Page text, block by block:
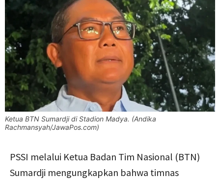
Ketua BTN Sumardji di Stadion Madya. (Andika
Rachmansyah/JawaPos.com)
PSSI melalui Ketua Badan Tim Nasional (BTN)
Sumardji mengungkapkan bahwa timnas